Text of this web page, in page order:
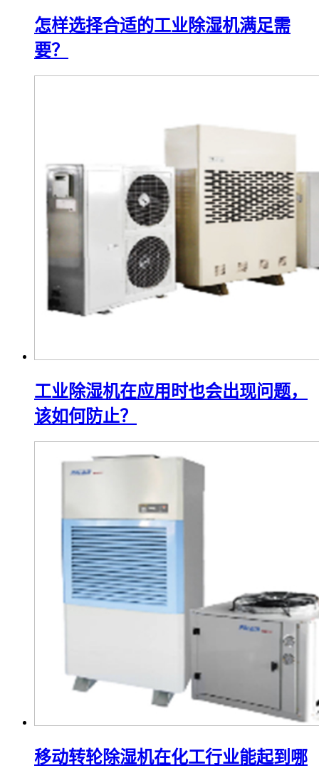
怎样选择合适的工业除湿机满足需
要？
工业除湿机在应用时也会出现问题，
该如何防止？
移动转轮除湿机在化工行业能起到哪